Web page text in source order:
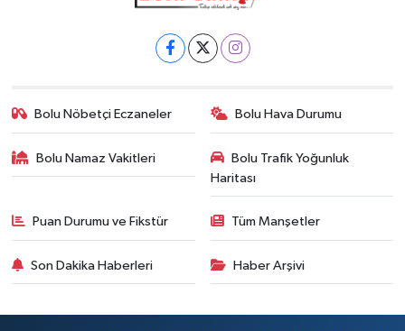
Bolu Nöbetçi Eczaneler Bolu Hava Durumu
Bolu Namaz Vakitleri
Bolu Trafik Yoğunluk
Haritası
Puan Durumu ve Fikstür Tüm Manşetler
Son Dakika Haberleri Haber Arşivi